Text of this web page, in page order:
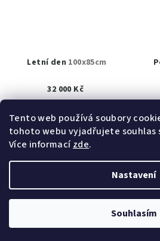
Tento web používá soubory
tohoto webu vyjadřujete souhlas
Více informacízde.
Nastavení
Souhlasím
Letní den 100x85cm
32 000 Kč
Detail
Vytvořil